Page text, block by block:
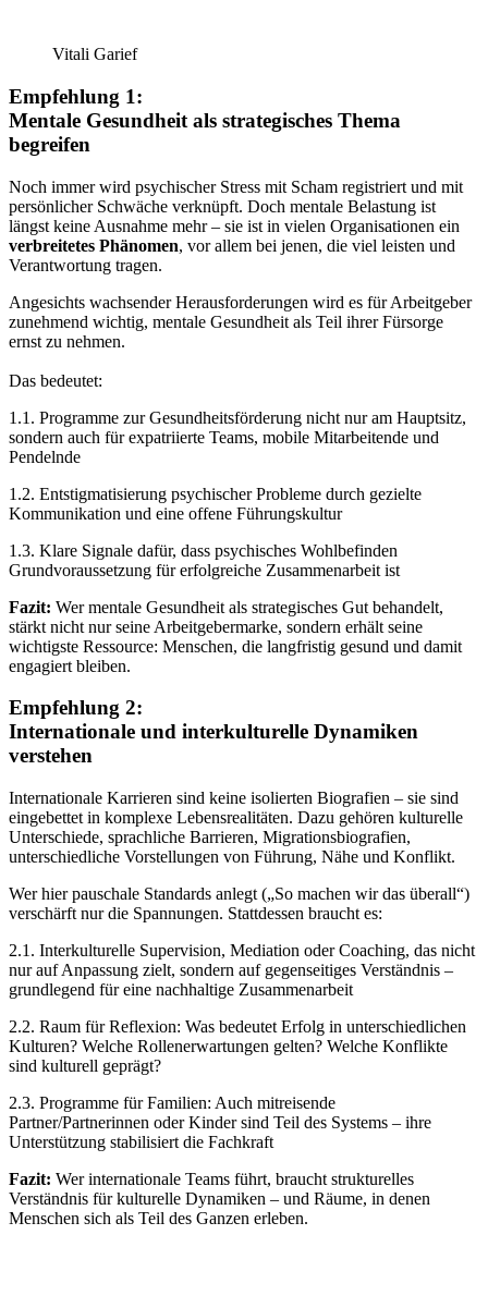
Vitali Garief
Empfehlung 1:
Mentale Gesundheit als strategisches Thema
begreifen
Noch immer wird psychischer Stress mit Scham registriert und mit
persönlicher Schwäche verknüpft. Doch mentale Belastung ist
längst keine Ausnahme mehr – sie ist in vielen Organisationen ein
verbreitetes Phänomen, vor allem bei jenen, die viel leisten und
Verantwortung tragen.
Angesichts wachsender Herausforderungen wird es für Arbeitgeber
zunehmend wichtig, mentale Gesundheit als Teil ihrer Fürsorge
ernst zu nehmen.
Das bedeutet:
1.1. Programme zur Gesundheitsförderung nicht nur am Hauptsitz,
sondern auch für expatriierte Teams, mobile Mitarbeitende und
Pendelnde
1.2. Entstigmatisierung psychischer Probleme durch gezielte
Kommunikation und eine offene Führungskultur
1.3. Klare Signale dafür, dass psychisches Wohlbefinden
Grundvoraussetzung für erfolgreiche Zusammenarbeit ist
Fazit: Wer mentale Gesundheit als strategisches Gut behandelt,
stärkt nicht nur seine Arbeitgebermarke, sondern erhält seine
wichtigste Ressource: Menschen, die langfristig gesund und damit
engagiert bleiben.
Empfehlung 2:
Internationale und interkulturelle Dynamiken
verstehen
Internationale Karrieren sind keine isolierten Biografien – sie sind
eingebettet in komplexe Lebensrealitäten. Dazu gehören kulturelle
Unterschiede, sprachliche Barrieren, Migrationsbiografien,
unterschiedliche Vorstellungen von Führung, Nähe und Konflikt.
Wer hier pauschale Standards anlegt („So machen wir das überall“)
verschärft nur die Spannungen. Stattdessen braucht es:
2.1. Interkulturelle Supervision, Mediation oder Coaching, das nicht
nur auf Anpassung zielt, sondern auf gegenseitiges Verständnis –
grundlegend für eine nachhaltige Zusammenarbeit
2.2. Raum für Reflexion: Was bedeutet Erfolg in unterschiedlichen
Kulturen? Welche Rollenerwartungen gelten? Welche Konflikte
sind kulturell geprägt?
2.3. Programme für Familien: Auch mitreisende
Partner/Partnerinnen oder Kinder sind Teil des Systems – ihre
Unterstützung stabilisiert die Fachkraft
Fazit: Wer internationale Teams führt, braucht strukturelles
Verständnis für kulturelle Dynamiken – und Räume, in denen
Menschen sich als Teil des Ganzen erleben.